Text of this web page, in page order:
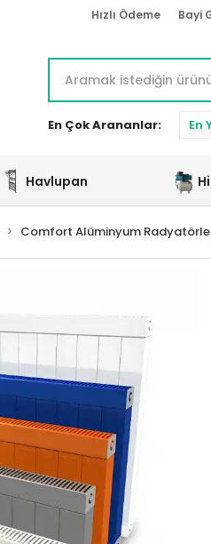
Hızlı Ödeme Bayi
En Çok Arananlar: En
Havlupan
Comfort Alüminyum